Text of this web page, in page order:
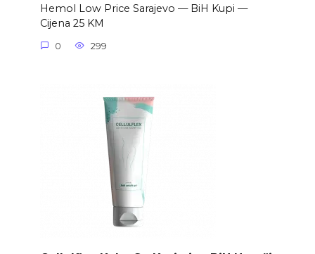
Hemol Low Price Sarajevo — BiH Kupi —
Cijena 25 KM
0 299